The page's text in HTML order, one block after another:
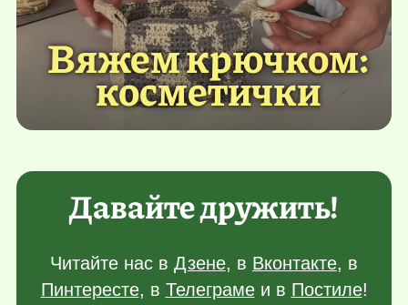
Вяжем крючком:
косметички
Давайте дружить!
Читайте нас в Дзене, в Вконтакте, в
Пинтересте, в Телеграмеи в Постиле!